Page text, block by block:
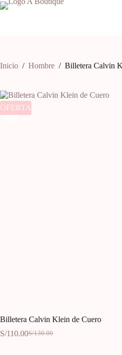
Inicio / Hombre / Billetera Calvin
OFERTA
Billetera Calvin Klein de Cuero
S/130.00
S/110.00